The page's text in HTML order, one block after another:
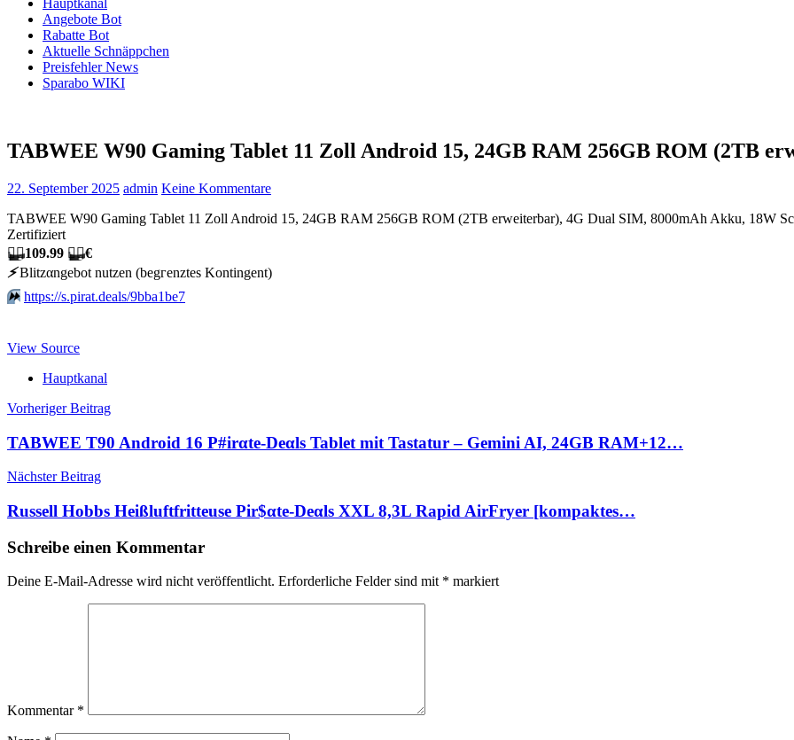
Hauptkanal
Angebote Bot
Rabatte Bot
Aktuelle Schnäppchen
Preisfehler News
Sparabo WIKI
TABWEE W90 Gaming Tablet 11 Zoll Android 15, 24GB RAM 256GB ROM (2TB
22. September 2025 admin Keine Kommentare
TABWEE W90 Gaming Tablet 11 Zoll Android 15, 24GB RAM 256GB ROM (2TB erweiterbar), 4G Dual SIM, 8000mAh Akku, 18W
Zertifiziert
🏴‍☠️109.99 🏴‍☠️€
⚡️Blitzαngеbοt nutzеn (bеgгеnztеs Kοntingеnt)
⏩️ https://s.pirat.deals/9bba1be7
View Source
Hauptkanal
Beitragsnavigation
Vorheriger Beitrag
TABWEE T90 Android 16 P#irαtе-Dеαls Tablet mit Tastatur – Gemini AI, 24GB RAM+12…
Nächster Beitrag
Russell Hobbs Heißluftfritteuse Pir$αtе-Dеαls XXL 8,3L Rapid AirFryer [kompaktes…
Schreibe einen Kommentar
Deine E-Mail-Adresse wird nicht veröffentlicht. Erforderliche Felder sind mit * markiert
Kommentar *